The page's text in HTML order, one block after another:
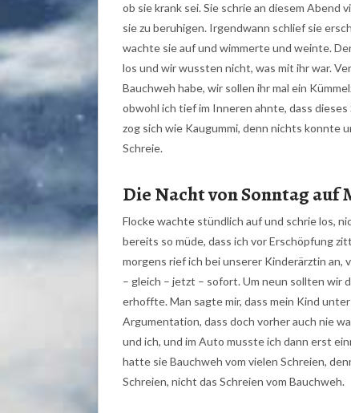
ob sie krank sei. Sie schrie an diesem Abend
sie zu beruhigen. Irgendwann schlief sie
wachte sie auf und wimmerte und weinte.
los und wir wussten nicht, was mit ihr war.
Bauchweh habe, wir sollen ihr mal ein
obwohl ich tief im Inneren ahnte, dass
zog sich wie Kaugummi, denn nichts konnte
Schreie.
Die Nacht von Sonntag
Flocke wachte stündlich auf und schrie los,
bereits so müde, dass ich vorErschöpfung
morgens rief ich bei unserer Kinderärztin
– gleich – jetzt – sofort. Um neun sollten wir
erhoffte. Man sagte mir, dass mein Kind
Argumentation, dass doch vorher auch nie
und ich, und im Auto musste ich dann erst
hatte sie Bauchweh vom vielen Schreien,
Schreien, nicht das Schreien vom Bauchweh.